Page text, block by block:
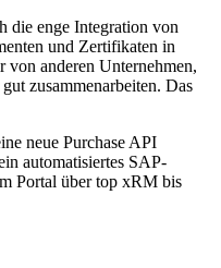
die enge Integration von
und Zertifikaten in
von anderen Unternehmen,
zusammenarbeiten. Das
neue Purchase API
automatisiertes SAP-
Portal über top xRM bis